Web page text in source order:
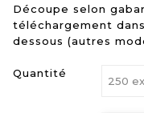
Découpe selon
téléchargement
dessous (autres
Quantité